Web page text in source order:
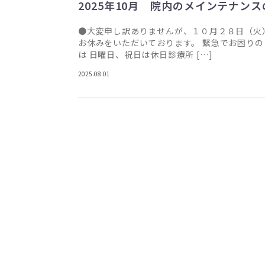
2025年10月 院内のメインテナンス
●大変申し訳ありませんが、１０月２８日（
お休みをいただいております。 緊急でお困り
は 日曜日、祝日は休日診療所 […]
2025.08.01